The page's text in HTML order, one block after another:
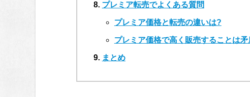
プレミア転売でよくある質問
プレミア価格と転売の違いは?
プレミア価格で高く販売することは
まとめ